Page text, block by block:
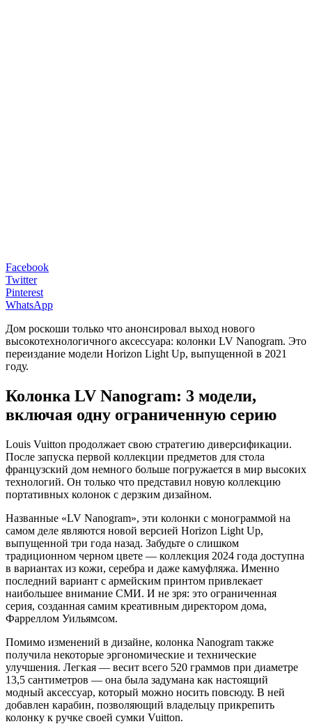
Facebook
Twitter
Pinterest
WhatsApp
Дом роскоши только что анонсировал выход нового
высокотехнологичного аксессуара: колонки LV Nanogram. Это
переиздание модели Horizon Light Up, выпущенной в 2021
году.
Колонка LV Nanogram: 3 модели,
включая одну ограниченную серию
Louis Vuitton продолжает свою стратегию диверсификации.
После запуска первой коллекции предметов для стола
французский дом немного больше погружается в мир высоких
технологий. Он только что представил новую коллекцию
портативных колонок с дерзким дизайном.
Названные «LV Nanogram», эти колонки с монограммой на
самом деле являются новой версией Horizon Light Up,
выпущенной три года назад. Забудьте о слишком
традиционном черном цвете — коллекция 2024 года доступна
в вариантах из кожи, серебра и даже камуфляжа. Именно
последний вариант с армейским принтом привлекает
наибольшее внимание СМИ. И не зря: это ограниченная
серия, созданная самим креативным директором дома,
Фарреллом Уильямсом.
Помимо изменений в дизайне, колонка Nanogram также
получила некоторые эргономические и технические
улучшения. Легкая — весит всего 520 граммов при диаметре
13,5 сантиметров — она была задумана как настоящий
модный аксессуар, который можно носить повсюду. В ней
добавлен карабин, позволяющий владельцу прикрепить
колонку к ручке своей сумки Vuitton.